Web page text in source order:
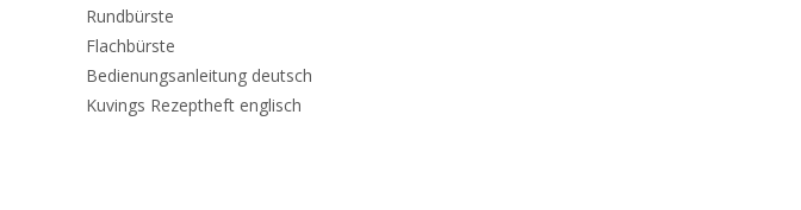
Rundbürste
Flachbürste
Bedienungsanleitung deutsch
Kuvings Rezeptheft englisch